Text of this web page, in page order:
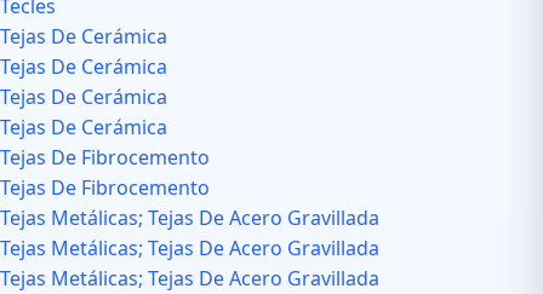
Tecles
Tejas De Cerámica
Tejas De Cerámica
Tejas De Cerámica
Tejas De Cerámica
Tejas De Fibrocemento
Tejas De Fibrocemento
Tejas Metálicas; Tejas De Acero Gravillada
Tejas Metálicas; Tejas De Acero Gravillada
Tejas Metálicas; Tejas De Acero Gravillada